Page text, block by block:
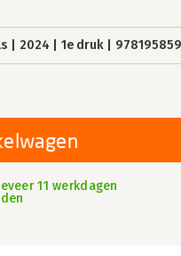
2024 1e druk
11 werkdagen